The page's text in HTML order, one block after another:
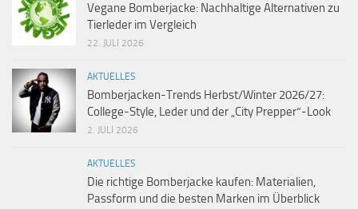
Vegane Bomberjacke: Nachhaltige Alternativen zu
Tierleder im Vergleich
22. JULI 2026
AKTUELLES
Bomberjacken-Trends Herbst/Winter 2026/27:
College-Style, Leder und der „City Prepper“-Look
2. JULI 2026
AKTUELLES
Die richtige Bomberjacke kaufen: Materialien,
Passform und die besten Marken im Überblick